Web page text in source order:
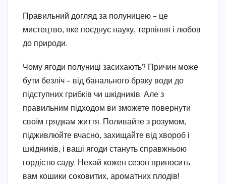
Правильний догляд за полуницею – це
мистецтво, яке поєднує науку, терпіння і любов
до природи.
Чому ягоди полуниці засихають? Причин може
бути безліч – від банального браку води до
підступних грибків чи шкідників. Але з
правильним підходом ви зможете повернути
своїм грядкам життя. Поливайте з розумом,
підживлюйте вчасно, захищайте від хвороб і
шкідників, і ваші ягоди стануть справжньою
гордістю саду. Нехай кожен сезон приносить
вам кошики соковитих, ароматних плодів!